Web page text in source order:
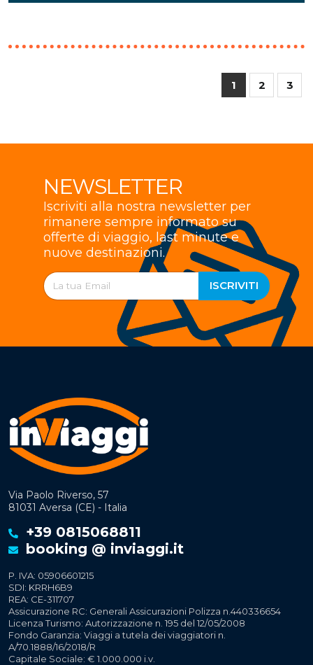
1 2 3
NEWSLETTER
Iscriviti alla nostra newsletter per
rimanere sempre informato su
offerte di viaggio, last minute e
nuove destinazioni.
ISCRIVITI
Via Paolo Riverso, 57
81031 Aversa (CE) - Italia
+39 0815068811
booking @ inviaggi.it
P. IVA: 05906601215
SDI: KRRH6B9
REA: CE-311707
Assicurazione RC: Generali Assicurazioni Polizza n.440336654
Licenza Turismo: Autorizzazione n. 195 del 12/05/2008
Fondo Garanzia: Viaggi a tutela dei viaggiatori n.
A/70.1888/16/2018/R
Capitale Sociale: € 1.000.000 i.v.